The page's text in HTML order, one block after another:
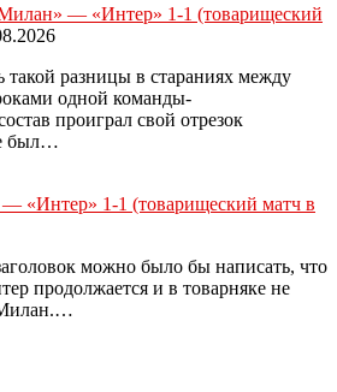
— «Интер» 1-1 (товарищеский
разницы в стараниях между
одной команды-
проиграл свой отрезок
был…
«Интер» 1-1 (товарищеский матч в
можно было бы написать, что
продолжается и в товарняке не